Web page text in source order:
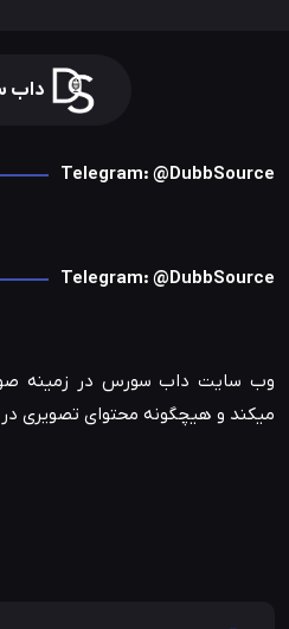
داب
Telegram: @DubbSource
Telegram: @DubbSource
وب سایت داب سورس در زمینه
میکند و هیچگونه محتوای تصویری در